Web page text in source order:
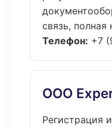
связь, полная
Телефон: +7
ООО
Регистрация